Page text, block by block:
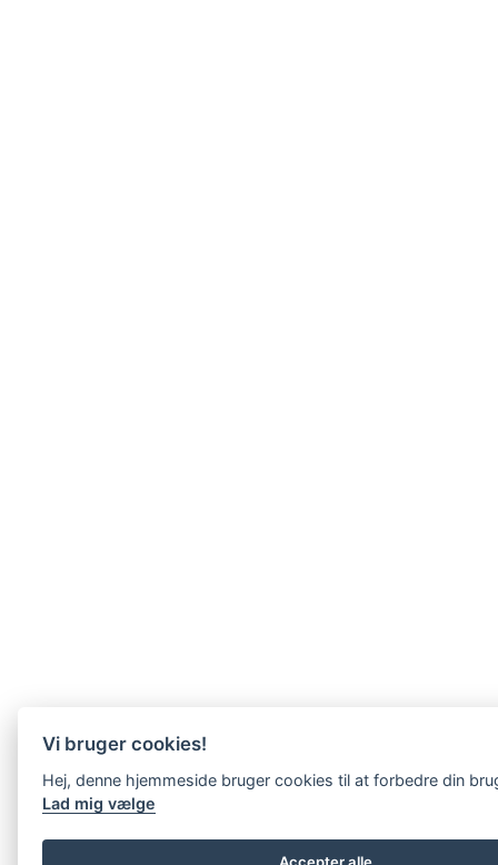
Vi bruger cookies!
Hej, denne hjemmeside bruger cookies til at forbedre din
Lad mig vælge